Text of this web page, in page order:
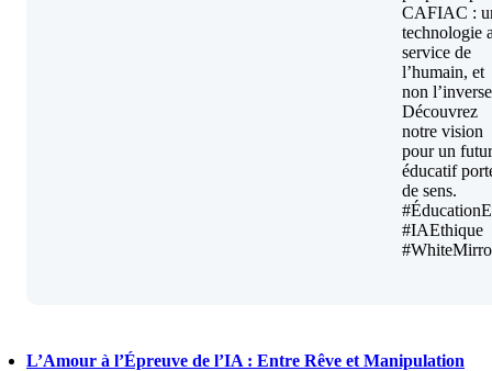
CAFIAC :
technologie
service de
l’humain, et
non
Découvrez
notre vision
pour un futur
éducatif
de sens.
#IAEthique
L’Amour à l’Épreuve de l’IA : Entre Rêve et Manipulation